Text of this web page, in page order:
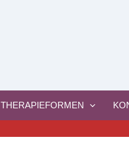
THERAPIEFORMEN